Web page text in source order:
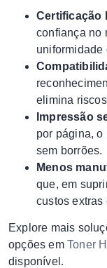
Certificação
confiança no
uniformidade
elimina
Impressão
por página, o
sem borrões.
Menos
que, em
custos extras
Explore mais
opções em Toner
disponível.